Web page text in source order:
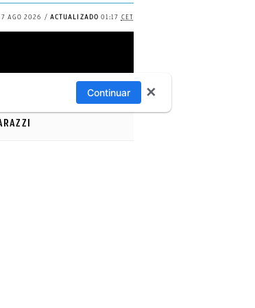
7 AGO 2026 ACTUALIZADO 01:17 CET
Continuar ✕